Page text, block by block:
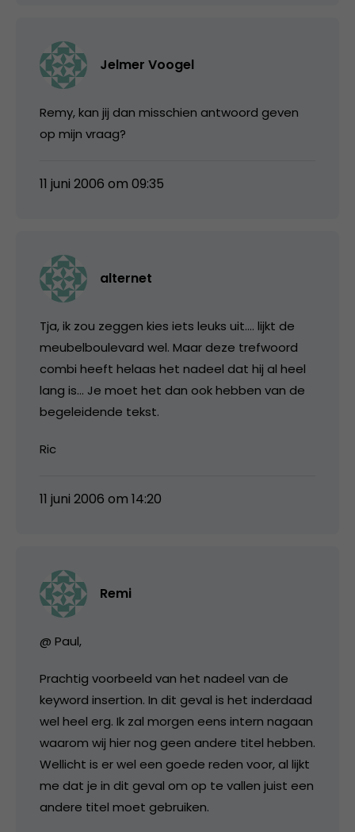
Jelmer Voogel
Remy, kan jij dan misschien antwoord geven
op mijn vraag?
11 juni 2006 om 09:35
alternet
Tja, ik zou zeggen kies iets leuks uit…. lijkt de
meubelboulevard wel. Maar deze trefwoord
combi heeft helaas het nadeel dat hij al heel
lang is… Je moet het dan ook hebben van de
begeleidende tekst.
Ric
11 juni 2006 om 14:20
Remi
@ Paul,
Prachtig voorbeeld van het nadeel van de
keyword insertion. In dit geval is het inderdaad
wel heel erg. Ik zal morgen eens intern nagaan
waarom wij hier nog geen andere titel hebben.
Wellicht is er wel een goede reden voor, al lijkt
me dat je in dit geval om op te vallen juist een
andere titel moet gebruiken.